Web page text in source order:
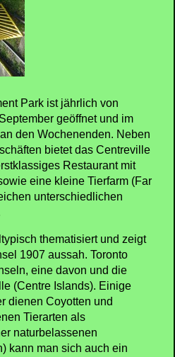
Park ist jährlich von
geöffnet und im
den Wochenenden. Neben
bietet das Centreville
Restaurant mit
eine kleine Tierfarm (Far
unterschiedlichen
thematisiert und zeigt
1907 aussah. Toronto
eine davon und die
(Centre Islands). Einige
dienen Coyotten und
Tierarten als
naturbelassenen
kann man sich auch ein